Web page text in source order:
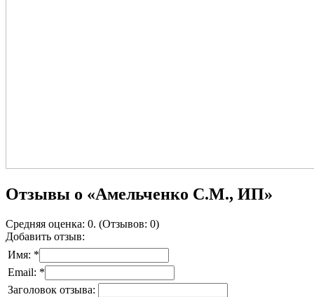
Отзывы о «Амельченко С.М., ИП»
Средняя оценка: 0. (Отзывов: 0)
Добавить отзыв:
Имя: *
Email: *
Заголовок отзыва: